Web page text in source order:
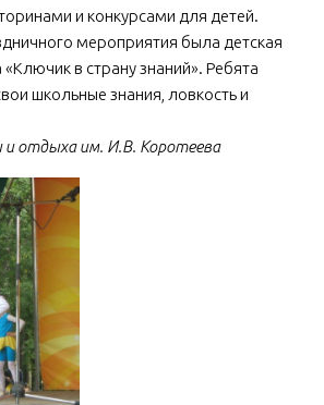
качества
и конкурсами для детей.
мероприятия была детская
в страну знаний». Ребята
школьные знания, ловкость и
отдыха им. И.В. Коротеева